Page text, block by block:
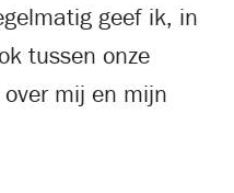
geef ik, in
tussen onze
mij en mijn